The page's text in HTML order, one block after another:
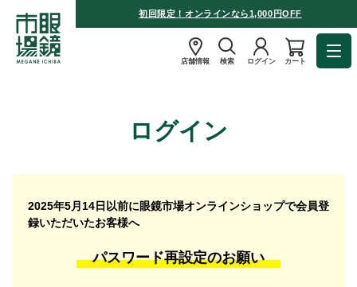
初回限定！オンラインなら1,000円OFF
店舗情報 検索 ログイン カート
ログイン
2025年5月14日以前に眼鏡市場オンラインショップで会員登
録いただいたお客様へ
パスワード再設定のお願い